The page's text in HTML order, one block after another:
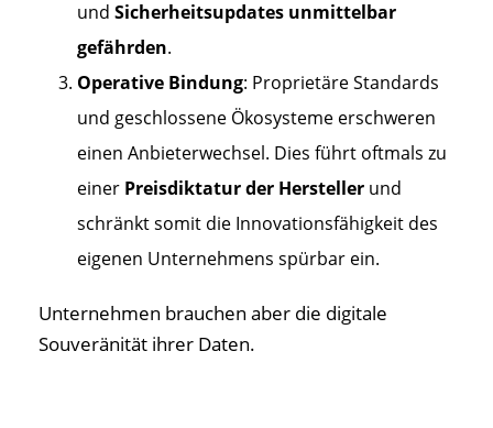
und Sicherheitsupdates unmittelbar
gefährden.
Operative Bindung: Proprietäre Standards
und geschlossene Ökosysteme erschweren
einen Anbieterwechsel. Dies führt oftmals zu
einer Preisdiktatur der Hersteller und
schränkt somit die Innovationsfähigkeit des
eigenen Unternehmens spürbar ein.
Unternehmen brauchen aber die digitale
Souveränität ihrer Daten.